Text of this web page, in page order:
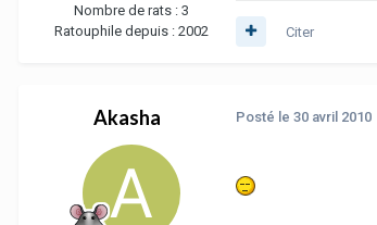
Nombre de rats : 3
Ratouphile depuis : 2002 Citer
Akasha Posté le 30 avril 2010